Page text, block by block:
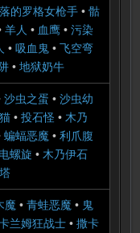
的罗格女枪手• 骷
羊人 • 血鹰• 污染
• 吸血鬼• 飞空弯
• 地狱奶牛
沙虫之蛋 •沙虫幼
• 投石怪 • 木乃
蝙蝠恶魔 •利爪腹
螺旋 • 木乃伊石
魔 •青蛙恶魔 • 鬼
兰姆狂战士 •撒卡